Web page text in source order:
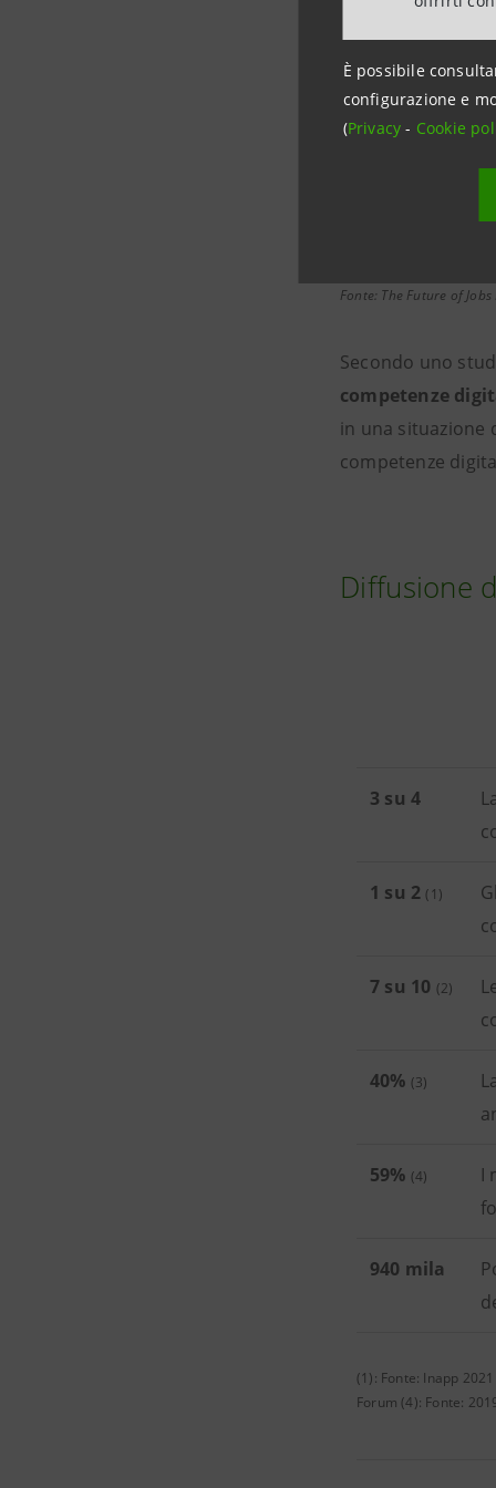
È possibile
configurazione e
(Privacy- Cookie
lavori obsoleti
Fonte: The Future of
Secondo uno
competenze
in una situazione
competenze
Diffusione
3 su 4
1 su 2 (1)
7 su 10 (2)
40% (3)
59% (4)
I
940 mila
(1): Fonte: Inapp
Forum (4): Fonte: